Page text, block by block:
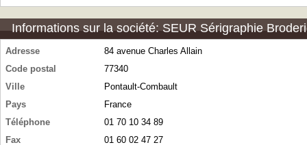
Informations sur la société: SEUR Sérigraphie
Adresse
84 avenue Charles Allain
Code postal
77340
Ville
Pontault-Combault
Pays
France
Téléphone
01 70 10 34 89
Fax
01 60 02 47 27